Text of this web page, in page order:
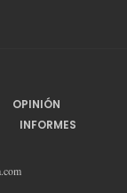
OPINIÓN
INFORMES